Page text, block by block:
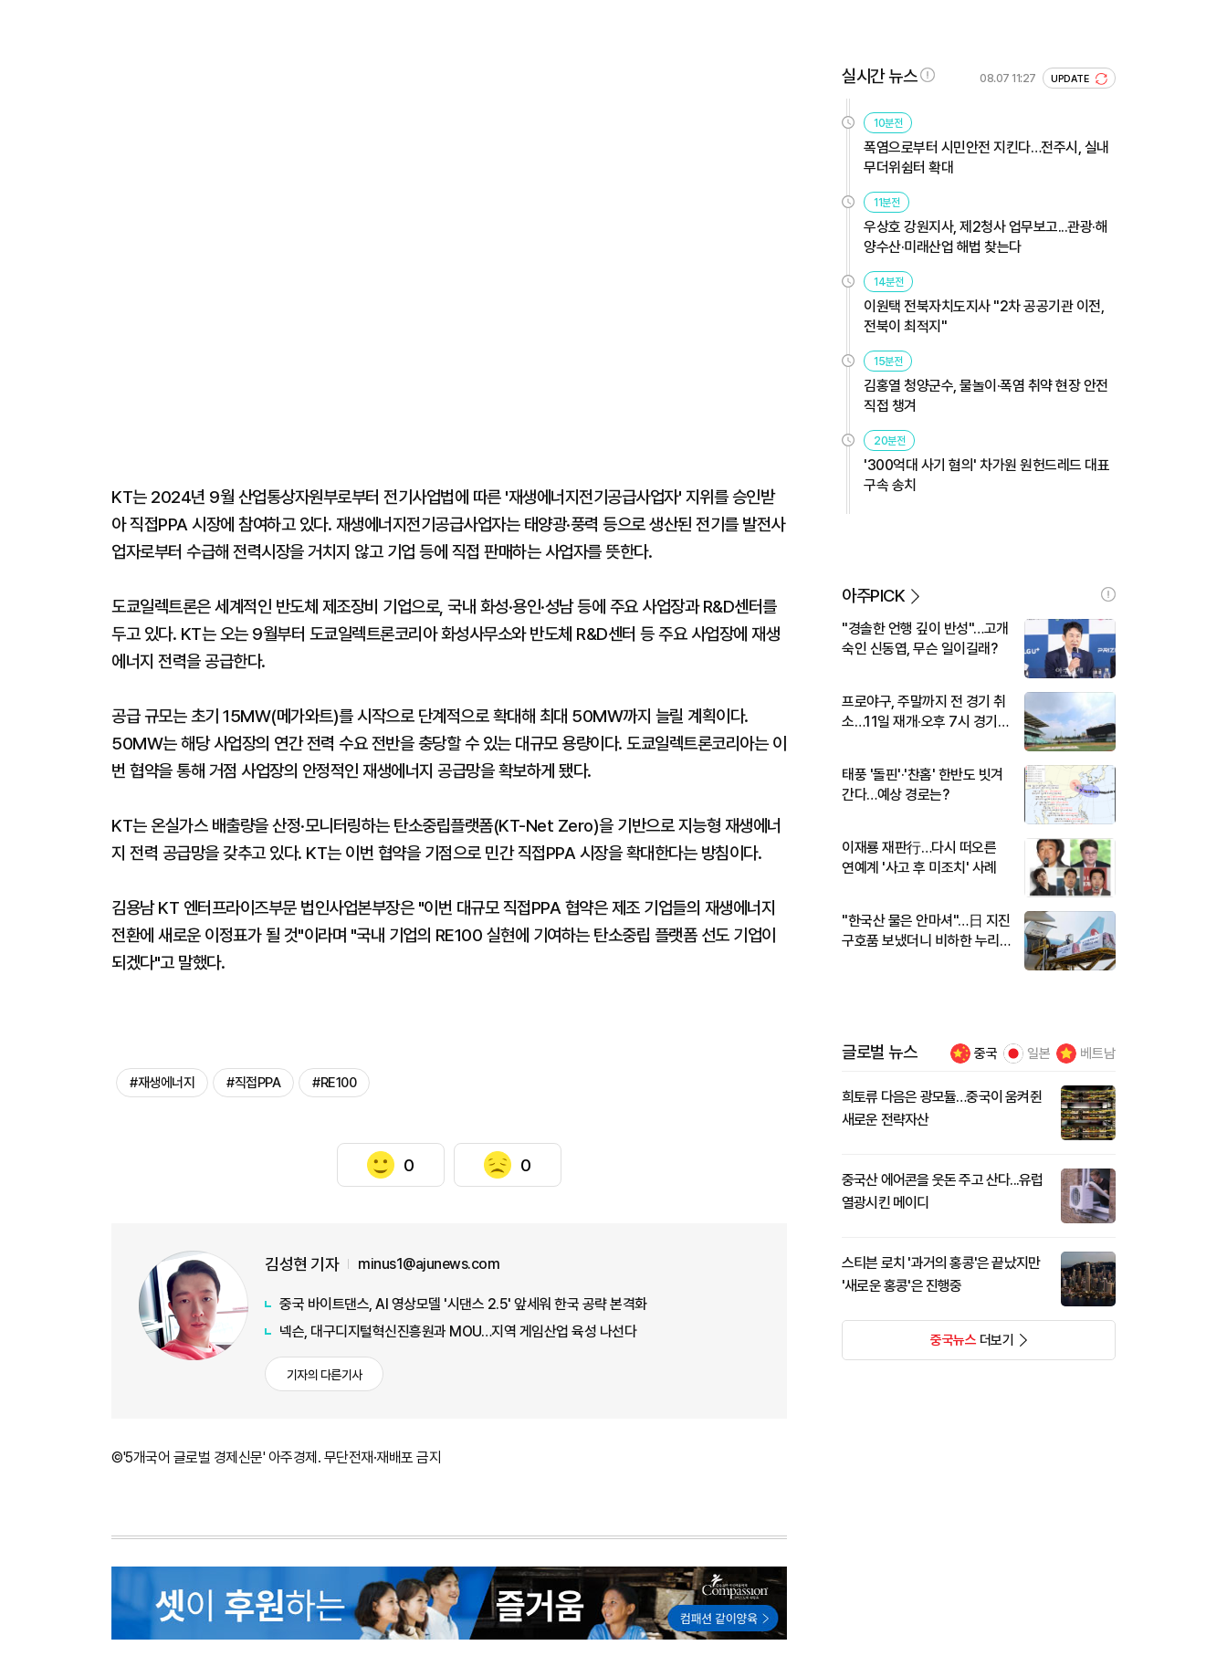
KT는 2024년 9월 산업통상자원부로부터 전기사업법에 따른 '재생에너지전기공급사업자' 지위를 승인받
아 직접PPA 시장에 참여하고 있다. 재생에너지전기공급사업자는 태양광·풍력 등으로 생산된 전기를 발전사
업자로부터 수급해 전력시장을 거치지 않고 기업 등에 직접 판매하는 사업자를 뜻한다.
도쿄일렉트론은 세계적인 반도체 제조장비 기업으로, 국내 화성·용인·성남 등에 주요 사업장과 R&D센터를
두고 있다. KT는 오는 9월부터 도쿄일렉트론코리아 화성사무소와 반도체 R&D센터 등 주요 사업장에 재생
에너지 전력을 공급한다.
공급 규모는 초기 15MW(메가와트)를 시작으로 단계적으로 확대해 최대 50MW까지 늘릴 계획이다.
50MW는 해당 사업장의 연간 전력 수요 전반을 충당할 수 있는 대규모 용량이다. 도쿄일렉트론코리아는 이
번 협약을 통해 거점 사업장의 안정적인 재생에너지 공급망을 확보하게 됐다.
KT는 온실가스 배출량을 산정·모니터링하는 탄소중립플랫폼(KT-Net Zero)을 기반으로 지능형 재생에너
지 전력 공급망을 갖추고 있다. KT는 이번 협약을 기점으로 민간 직접PPA 시장을 확대한다는 방침이다.
김용남 KT 엔터프라이즈부문 법인사업본부장은 "이번 대규모 직접PPA 협약은 제조 기업들의 재생에너지
전환에 새로운 이정표가 될 것"이라며 "국내 기업의 RE100 실현에 기여하는 탄소중립 플랫폼 선도 기업이
되겠다"고 말했다.
#재생에너지 #직접PPA #RE100
0 0
김성현 기자 minus1@ajunews.com
중국 바이트댄스, AI 영상모델 '시댄스 2.5' 앞세워 한국 공략 본격화
넥슨, 대구디지털혁신진흥원과 MOU…지역 게임산업 육성 나선다
기자의 다른기사
©'5개국어 글로벌 경제신문' 아주경제. 무단전재·재배포 금지
실시간 뉴스 08.07 11:27 UPDATE
10분전
폭염으로부터 시민안전 지킨다…전주시, 실내
무더위쉼터 확대
11분전
우상호 강원지사, 제2청사 업무보고...관광·해
양수산·미래산업 해법 찾는다
14분전
이원택 전북자치도지사 "2차 공공기관 이전,
전북이 최적지"
15분전
김홍열 청양군수, 물놀이·폭염 취약 현장 안전
직접 챙겨
20분전
'300억대 사기 혐의' 차가원 원헌드레드 대표
구속 송치
아주PICK
"경솔한 언행 깊이 반성"…고개
숙인 신동엽, 무슨 일이길래?
프로야구, 주말까지 전 경기 취
소…11일 재개·오후 7시 경기
태풍 '돌핀'·'찬홈' 한반도 빗겨
간다…예상 경로는?
이재룡 재판行…다시 떠오른
연예계 '사고 후 미조치' 사례
"한국산 물은 안마셔"…日 지진
구호품 보냈더니 비하한 누리
글로벌 뉴스 중국 일본 베트남
희토류 다음은 광모듈…중국이 움켜쥔
새로운 전략자산
중국산 에어콘을 웃돈 주고 산다...유럽
열광시킨 메이디
스티븐 로치 '과거의 홍콩'은 끝났지만
'새로운 홍콩'은 진행중
중국뉴스더보기